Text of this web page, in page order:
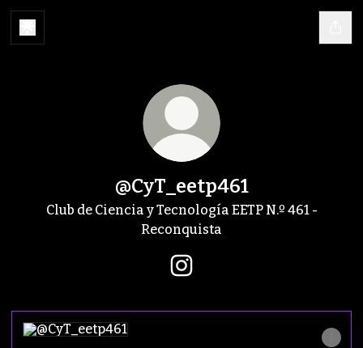
@CyT_eetp461
Club de Ciencia y Tecnología EETP N.º 461 -
Reconquista